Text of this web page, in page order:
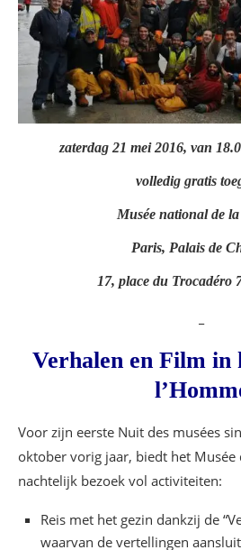
zaterdag 21 mei 2016, van
volledig gratis
Musée national de
Paris, Palais de
17, place du Trocadéro
Verhalen en Film in
Voor zijn eerste Nuit des musées
oktober vorig jaar, biedt het Musée
nachtelijk bezoek vol activiteiten:
Reis met het gezin dankzij de
waarvan de vertellingen